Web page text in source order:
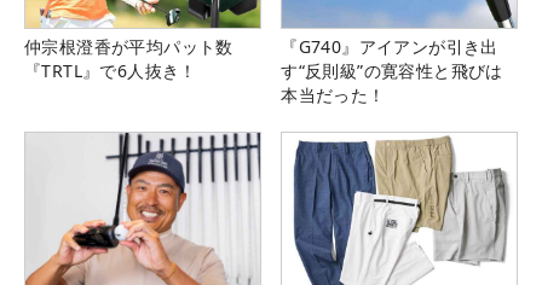
仲宗根澄香が平均パット数
『TRTL』で6人抜き！
『G740』アイアンが引き出
す“反則級”の寛容性と飛びは
本当だった！